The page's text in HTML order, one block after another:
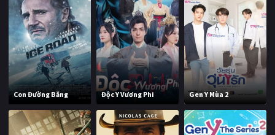
Con Đường Băng Độc Y Vương Phi Gen Y Mùa 2